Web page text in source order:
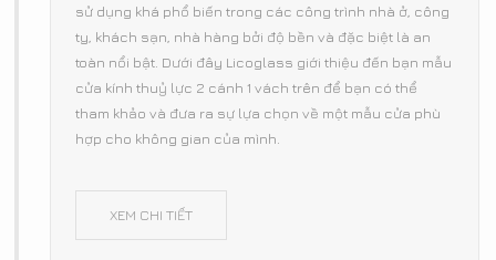
sử dụng khá phổ biến trong các công trình nhà ở, công
ty, khách sạn, nhà hàng bởi độ bền và đặc biệt là an
toàn nổi bật. Dưới đây Licoglass giới thiệu đến bạn mẫu
cửa kính thuỷ lực 2 cánh 1 vách trên để bạn có thể
tham khảo và đưa ra sự lựa chọn về một mẫu cửa phù
hợp cho không gian của mình.
XEM CHI TIẾT